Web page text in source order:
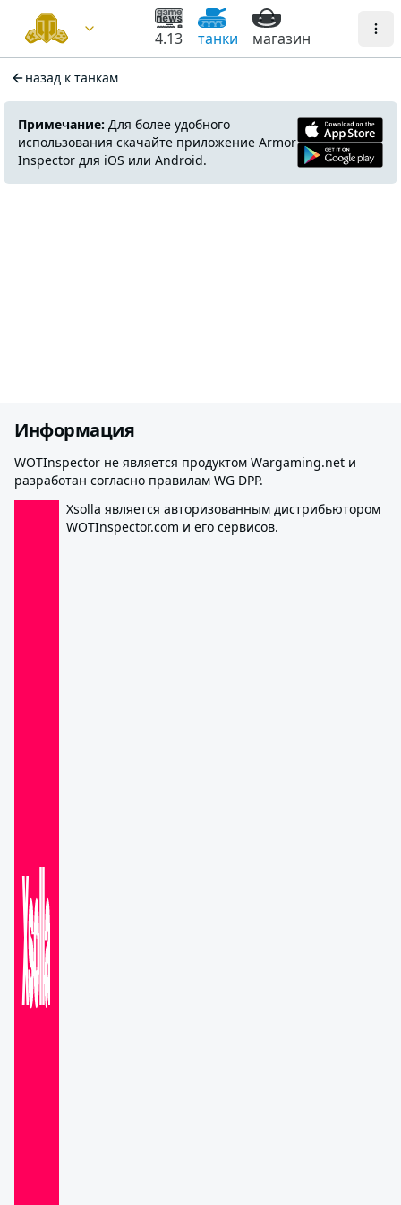
4.13 танки магазин
назад к танкам
Примечание: Для более удобного
использования скачайте приложение Armor
Inspector для iOS или Android.
Информация
WOTInspector не является продуктом Wargaming.net и
разработан согласно правилам WG DPP.
Xsolla является авторизованным дистрибьютором
WOTInspector.com и его сервисов.